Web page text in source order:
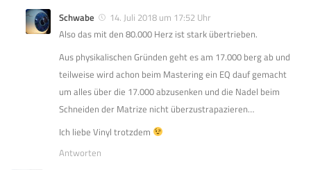
Schwabe
14. Juli 2018 um 17:52 Uhr
Also das mit den 80.000 Herz ist stark übertrieben.
Aus physikalischen Gründen geht es am 17.000 berg ab und
teilweise wird achon beim Mastering ein EQ dauf gemacht
um alles über die 17.000 abzusenken und die Nadel beim
Schneiden der Matrize nicht überzustrapazieren…
Ich liebe Vinyl trotzdem
Antworten